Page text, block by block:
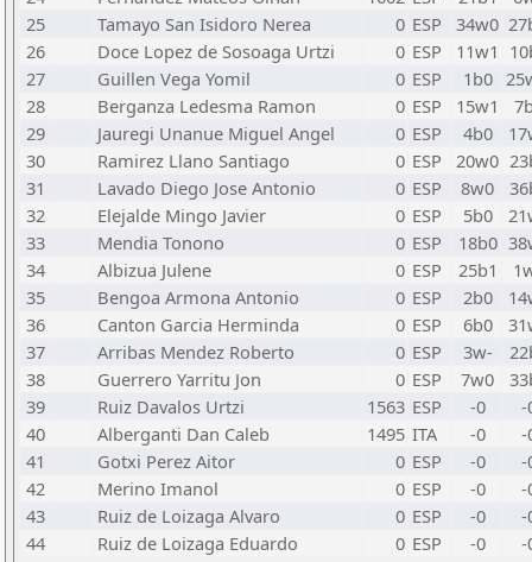
25
Tamayo San Isidoro Nerea 0 ESP 34w0
26
Doce Lopez de Sosoaga Urtzi 0 ESP 11w1
27
Guillen Vega Yomil 0 ESP 1b0
28
Berganza Ledesma Ramon 0 ESP 15w1
29
Jauregi Unanue Miguel Angel 0 ESP 4b0
30
Ramirez Llano Santiago 0 ESP 20w0
31
Lavado Diego Jose Antonio 0 ESP 8w0
32
Elejalde Mingo Javier 0 ESP 5b0
33
Mendia Tonono 0 ESP 18b0
34
Albizua Julene 0 ESP 25b1
35
Bengoa Armona Antonio 0 ESP 2b0
36
Canton Garcia Herminda 0 ESP 6b0
37
Arribas Mendez Roberto 0 ESP 3w-
38
Guerrero Yarritu Jon 0 ESP 7w0
39
Ruiz Davalos Urtzi 1563 ESP -0
-
40
Alberganti Dan Caleb 1495 ITA -0
-
41
Gotxi Perez Aitor 0 ESP -0
-
42
Merino Imanol 0 ESP -0
-
43
Ruiz de Loizaga Alvaro 0 ESP -0
-
44
Ruiz de Loizaga Eduardo 0 ESP -0 -